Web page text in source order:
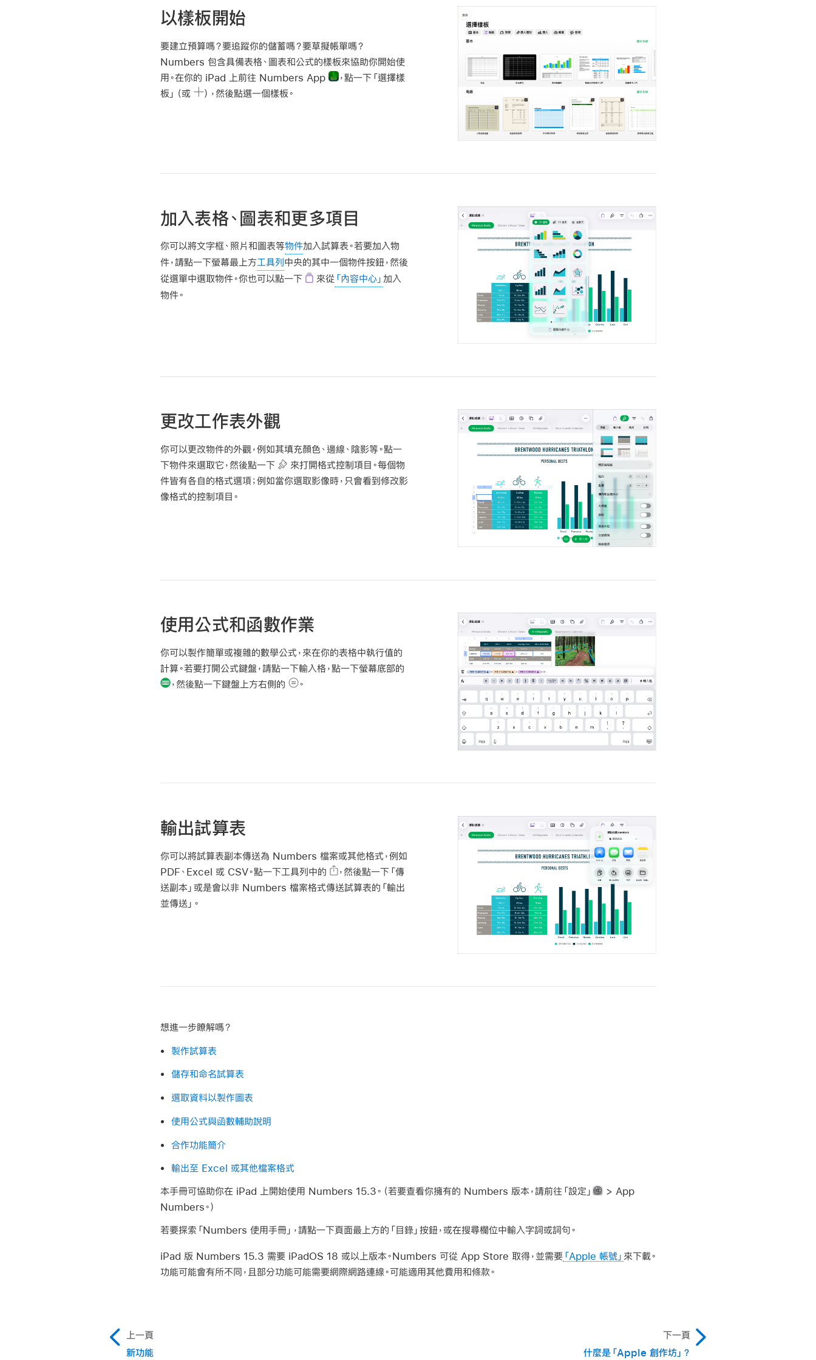
以樣板開始
要建立預算嗎？要追蹤你的儲蓄嗎？要草擬帳單嗎？
Numbers 包含具備表格、圖表和公式的樣板來協助你開始使
用。在你的 iPad 上前往 Numbers App
，點一下「選擇樣
板」（或
），然後點選一個樣板。
加入表格、圖表和更多項目
你可以將文字框、照片和圖表等物件加入試算表。若要加入物
件，請點一下螢幕最上方工具列 中央的其中一個物件按鈕，然後
從選單中選取物件。你也可以點一下
來從 「內容中心」 加入
物件。
更改工作表外觀
你可以更改物件的外觀，例如其填充顏色、邊線、陰影等。點一
下物件來選取它，然後點一下
來打開格式控制項目。每個物
件皆有各自的格式選項；例如當你選取影像時，只會看到修改影
像格式的控制項目。
使用公式和函數作業
你可以製作簡單或複雜的數學公式，來在你的表格中執行值的
計算。若要打開公式鍵盤，請點一下輸入格，點一下螢幕底部的
，然後點一下鍵盤上方右側的
。
輸出試算表
你可以將試算表副本傳送為 Numbers 檔案或其他格式，例如
PDF、Excel 或 CSV。點一下工具列中的
，然後點一下「傳
送副本」或是會以非 Numbers 檔案格式傳送試算表的「輸出
並傳送」。
想進一步瞭解嗎？
製作試算表
儲存和命名試算表
選取資料以製作圖表
使用公式與函數輔助說明
合作功能簡介
輸出至 Excel 或其他檔案格式
本手冊可協助你在 iPad 上開始使用 Numbers 15.3。（若要查看你擁有的 Numbers 版本，請前往「設定」
> App
Numbers。）
若要探索「Numbers 使用手冊」，請點一下頁面最上方的「目錄」按鈕，或在搜尋欄位中輸入字詞或詞句。
iPad 版 Numbers 15.3 需要 iPadOS 18 或以上版本。Numbers 可從 App Store 取得，並需要「Apple 帳號」 來下載。
功能可能會有所不同，且部分功能可能需要網際網路連線。可能適用其他費用和條款。
上一頁
新功能
下一頁
什麼是「Apple 創作坊」？